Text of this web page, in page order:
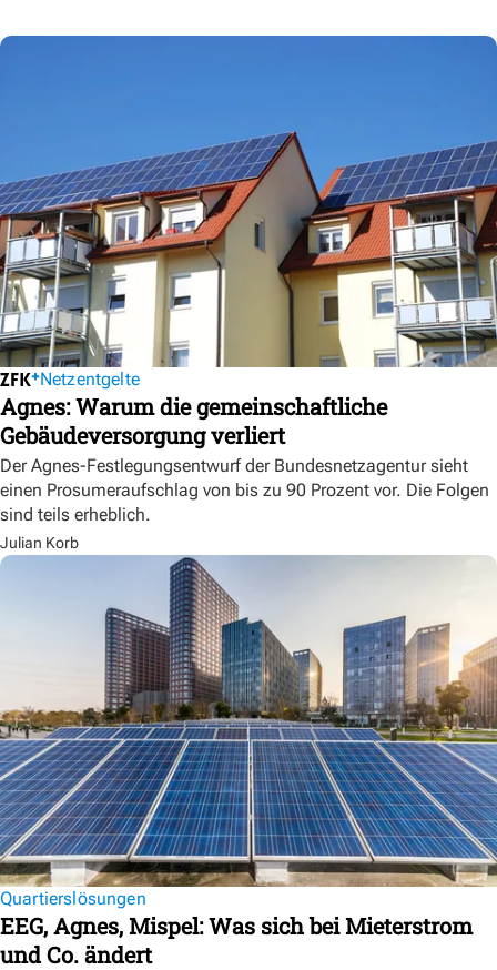
Netzentgelte
Agnes: Warum die gemeinschaftliche
Gebäudeversorgung verliert
Der Agnes-Festlegungsentwurf der Bundesnetzagentur sieht
einen Prosumeraufschlag von bis zu 90 Prozent vor. Die Folgen
sind teils erheblich.
Julian Korb
Quartierslösungen
EEG, Agnes, Mispel: Was sich bei Mieterstrom
und Co. ändert